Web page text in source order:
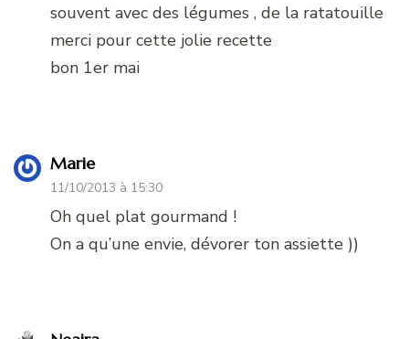
souvent avec des légumes , de la ratatouille
merci pour cette jolie recette
bon 1er mai
Marie
11/10/2013 à 15:30
Oh quel plat gourmand !
On a qu’une envie, dévorer ton assiette ))